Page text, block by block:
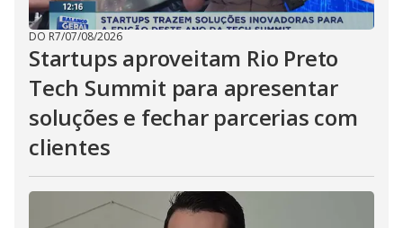
DO R7/07/08/2026
Startups aproveitam Rio Preto
Tech Summit para apresentar
soluções e fechar parcerias com
clientes